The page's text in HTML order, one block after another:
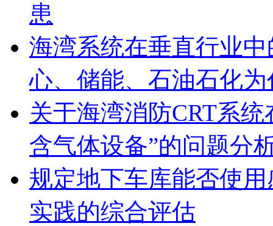
患
海湾系统在垂直行业
心、储能、石油石化
关于海湾消防CRT系
含气体设备”的问题分
规定地下车库能否使
实践的综合评估